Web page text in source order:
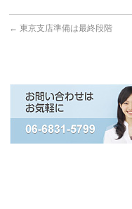
← 東京支店準備は最終段階